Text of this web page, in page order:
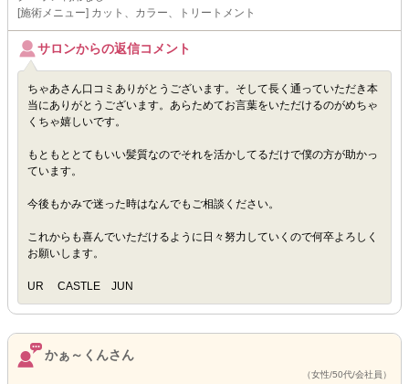
[施術メニュー] カット、カラー、トリートメント
サロンからの返信コメント
ちゃあさん口コミありがとうございます。そして長く通っていただき本
当にありがとうございます。あらためてお言葉をいただけるのがめちゃ
くちゃ嬉しいです。
もともととてもいい髪質なのでそれを活かしてるだけで僕の方が助かっ
ています。
今後もかみで迷った時はなんでもご相談ください。
これからも喜んでいただけるように日々努力していくので何卒よろしく
お願いします。
UR CASTLE JUN
かぁ～くんさん
（女性/50代/会社員）